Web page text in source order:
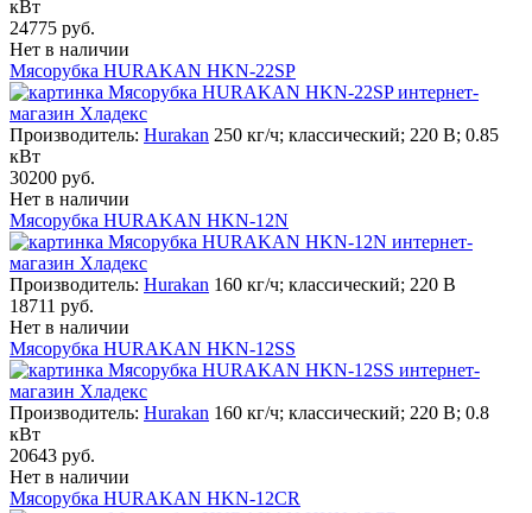
кВт
24775 руб.
Нет в наличии
Мясорубка HURAKAN HKN-22SP
Производитель: Hurakan 250 кг/ч; классический; 220 В; 0.85
кВт
30200 руб.
Нет в наличии
Мясорубка HURAKAN HKN-12N
Производитель: Hurakan 160 кг/ч; классический; 220 В
18711 руб.
Нет в наличии
Мясорубка HURAKAN HKN-12SS
Производитель: Hurakan 160 кг/ч; классический; 220 В; 0.8
кВт
20643 руб.
Нет в наличии
Мясорубка HURAKAN HKN-12CR